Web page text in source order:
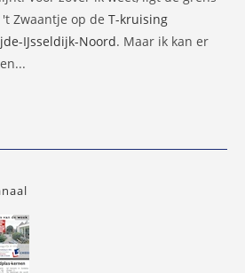
Zwaantje op de T-kruising
IJsseldijk-Noord. Maar ik kan er